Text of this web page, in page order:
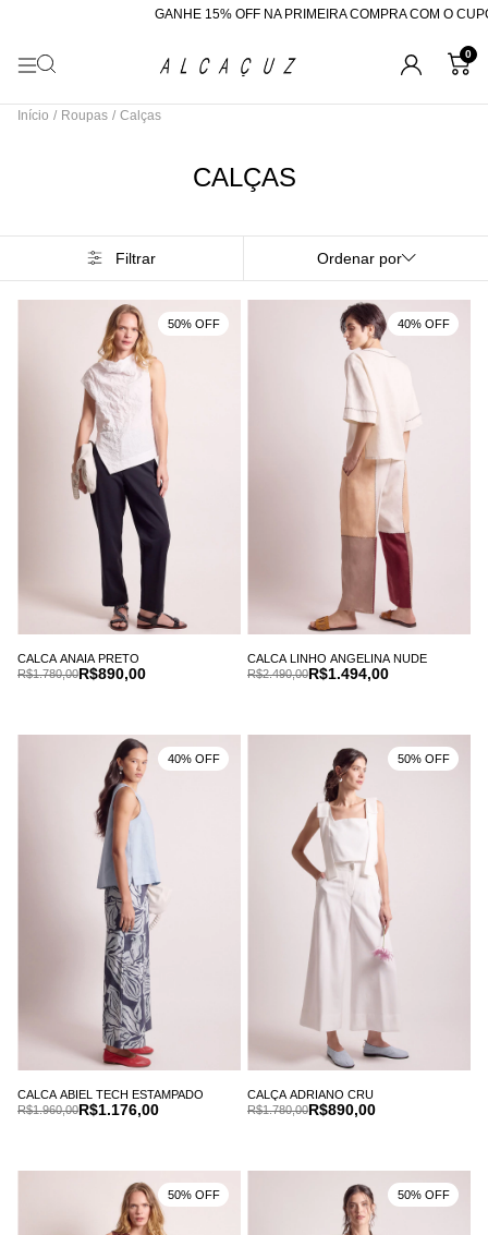
GANHE 15% OFF NA PRIMEIRA COMPRA COM O CUPOM "BEMVINDA"
0
Início / Roupas / Calças
CALÇAS
Filtrar Ordenar por
CALCA ANAIA PRETO
R$890,00
R$1.780,00
50% OFF
CALCA LINHO ANGELINA NUDE
R$1.494,00
R$2.490,00
40% OFF
CALCA ABIEL TECH ESTAMPADO
R$1.176,00
R$1.960,00
40% OFF
CALÇA ADRIANO CRU
R$890,00
R$1.780,00
50% OFF
50% OFF 50% OFF